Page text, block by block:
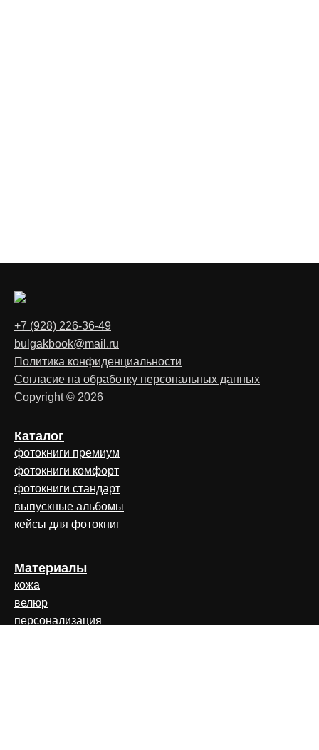
+7 (928) 226-36-49
bulgakbook@mail.ru
Политика конфиденциальности
Согласие на обработку персональных данных
Copyright © 2026
Каталог
фотокниги премиум
фотокниги комфорт
фотокниги стандарт
выпускные альбомы
кейсы для фотокниг
Материалы
кожа
велюр
персонализация